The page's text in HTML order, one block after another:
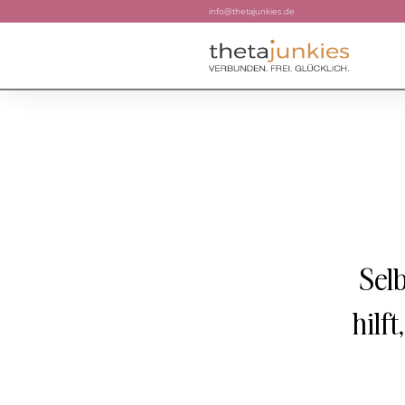
info@thetajunkies.de